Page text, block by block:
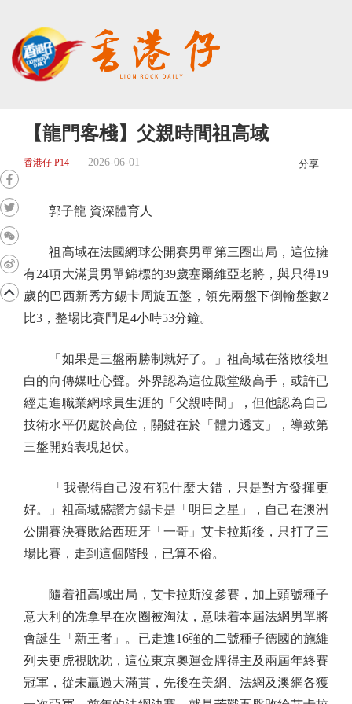
【龍門客棧】父親時間祖高域
香港仔 P14 2026-06-01 分享
郭子龍 資深體育人
祖高域在法國網球公開賽男單第三圈出局，這位擁
有24項大滿貫男單錦標的39歲塞爾維亞老將，與只得19
歲的巴西新秀方錫卡周旋五盤，領先兩盤下倒輸盤數2
比3，整場比賽鬥足4小時53分鐘。
「如果是三盤兩勝制就好了。」祖高域在落敗後坦
白的向傳媒吐心聲。外界認為這位殿堂級高手，或許已
經走進職業網球員生涯的「父親時間」，但他認為自己
技術水平仍處於高位，關鍵在於「體力透支」，導致第
三盤開始表現起伏。
「我覺得自己沒有犯什麼大錯，只是對方發揮更
好。」祖高域盛讚方錫卡是「明日之星」，自己在澳洲
公開賽決賽敗給西班牙「一哥」艾卡拉斯後，只打了三
場比賽，走到這個階段，已算不俗。
隨着祖高域出局，艾卡拉斯沒參賽，加上頭號種子
意大利的冼拿早在次圈被淘汰，意味着本屆法網男單將
會誕生「新王者」。已走進16強的二號種子德國的施維
列夫更虎視眈眈，這位東京奧運金牌得主及兩屆年終賽
冠軍，從未贏過大滿貫，先後在美網、法網及澳網各獲